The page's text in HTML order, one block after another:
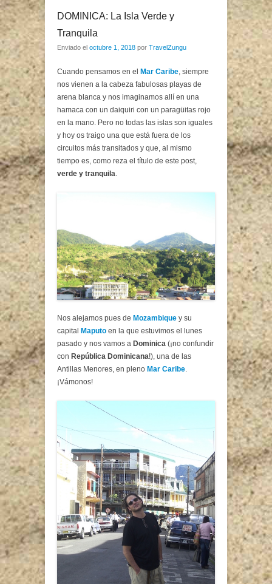
DOMINICA: La Isla Verde y
Tranquila
Enviado el octubre 1, 2018 por TravelZungu
Cuando pensamos en el Mar Caribe , siempre
nos vienen a la cabeza fabulosas playas de
arena blanca y nos imaginamos allí en una
hamaca con un daiquiri con un paragüitas rojo
en la mano. Pero no todas las islas son iguales
y hoy os traigo una que está fuera de los
circuitos más transitados y que, al mismo
tiempo es, como reza el título de este post,
verde y tranquila
Nos alejamos pues de Mozambique y su
capital Maputo en la que estuvimos el lunes
pasado y nos vamos a Dominica (¡no confundir
con República Dominicana!), una de las
Antillas Menores, en pleno Mar Caribe.
¡Vámonos!